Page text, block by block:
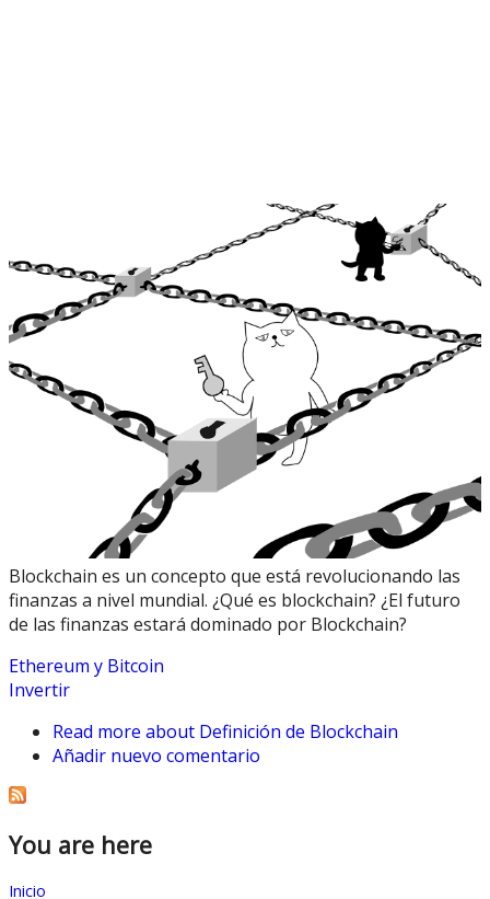
Blockchain es un concepto que está revolucionando las
finanzas a nivel mundial. ¿Qué es blockchain? ¿El futuro
de las finanzas estará dominado por Blockchain?
Ethereum y Bitcoin
Invertir
Read more about Definición de Blockchain
Añadir nuevo comentario
You are here
Inicio